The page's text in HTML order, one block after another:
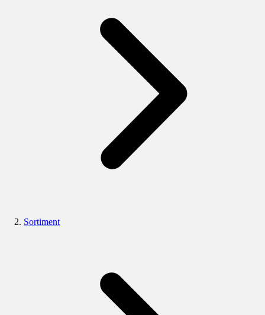
Sortiment